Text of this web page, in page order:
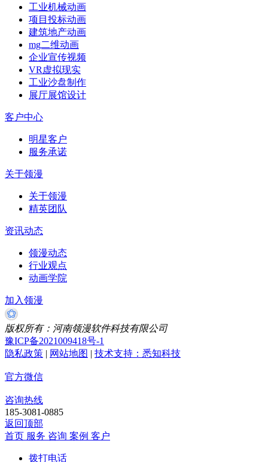
工业机械动画
项目投标动画
建筑地产动画
mg二维动画
企业宣传视频
VR虚拟现实
工业沙盘制作
展厅展馆设计
客户中心
明星客户
服务承诺
关于领漫
关于领漫
精英团队
资讯动态
领漫动态
行业观点
动画学院
加入领漫
版权所有：河南领漫软件科技有限公司
豫ICP备2021009418号-1
隐私政策 | 网站地图 | 技术支持：悉知科技
官方微信
咨询热线
185-3081-0885
返回顶部
首页 服务 咨询 案例 客户
拨打电话